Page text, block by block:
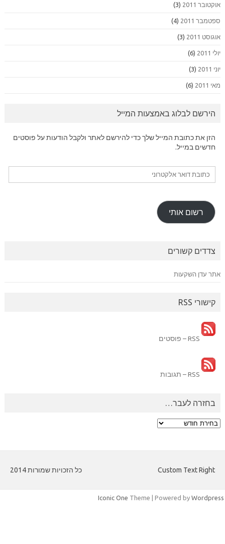
אוקטובר 2011 (3)
ספטמבר 2011 (4)
אוגוסט 2011 (3)
יולי 2011 (6)
יוני 2011 (3)
מאי 2011 (6)
הירשם לבלוג באמצעות המייל
הזן את כתובת המייל שלך כדי להירשם לאתר ולקבל הודעות על פוסטים
חדשים במייל.
רשום אותי
צדדים קשורים
אתר עדן השקעות
קישורי RSS
RSS – פוסטים
RSS – תגובות
בחזרה לעבר…
בחזרה
כל הזכויות שמורות 2014 Custom Text Right
Iconic One Theme | Powered by